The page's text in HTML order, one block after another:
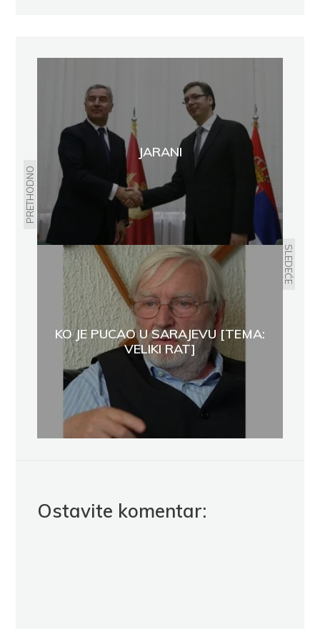
PRETHODNO
JARANI
SLEDEĆE
KO JE PUCAO U SARAJEVU [TEMA:
VELIKI RAT]
Ostavite komentar: